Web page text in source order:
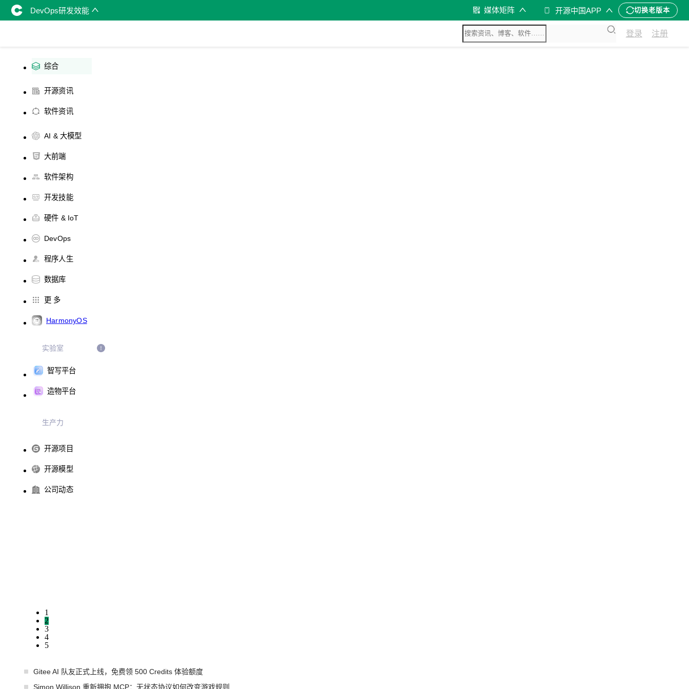
DevOps研发效能 媒体矩阵 开源中国APP 切换老版本
登录 注册
综合
开源资讯
软件资讯
AI & 大模型
大前端
软件架构
开发技能
硬件 & IoT
DevOps
程序人生
数据库
更 多
HarmonyOS
实验室
智写平台
造物平台
生产力
开源项目
开源模型
公司动态
1
2
3
4
5
Gitee AI 队友正式上线，免费领 500 Credits 体验额度
Simon Willison 重新拥抱 MCP：无状态协议如何改变游戏规则